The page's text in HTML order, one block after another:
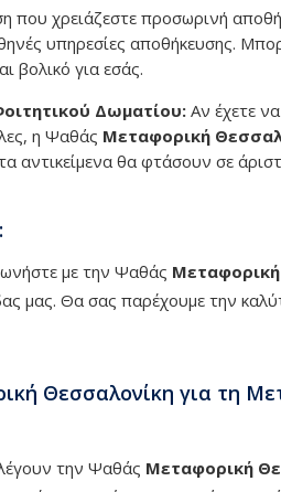
που χρειάζεστε προσωρινή
υπηρεσίες αποθήκευσης.
βολικό για εσάς.
Δωματίου: Αν έχετε
η Ψαθάς Μεταφορική
αντικείμενα θα φτάσουν σε
με την Ψαθάς
μας. Θα σας παρέχουμε την
Θεσσαλονίκη για τη
την Ψαθάς Μεταφορική